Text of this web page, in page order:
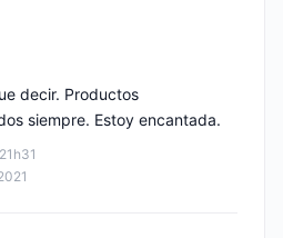
decir. Productos
siempre. Estoy encantada.